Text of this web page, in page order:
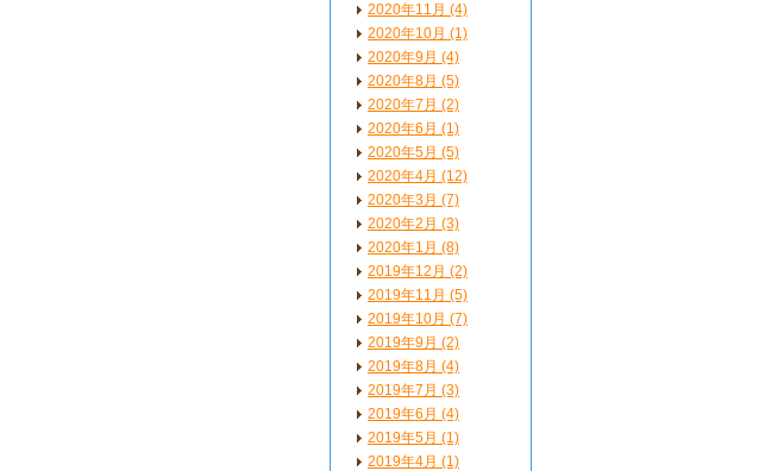
2020年11月 (4)
2020年10月 (1)
2020年9月 (4)
2020年8月 (5)
2020年7月 (2)
2020年6月 (1)
2020年5月 (5)
2020年4月 (12)
2020年3月 (7)
2020年2月 (3)
2020年1月 (8)
2019年12月 (2)
2019年11月 (5)
2019年10月 (7)
2019年9月 (2)
2019年8月 (4)
2019年7月 (3)
2019年6月 (4)
2019年5月 (1)
2019年4月 (1)